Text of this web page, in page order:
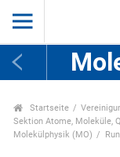
Startseite
Sektion Atome, Moleküle,
Molekülphysik (MO)